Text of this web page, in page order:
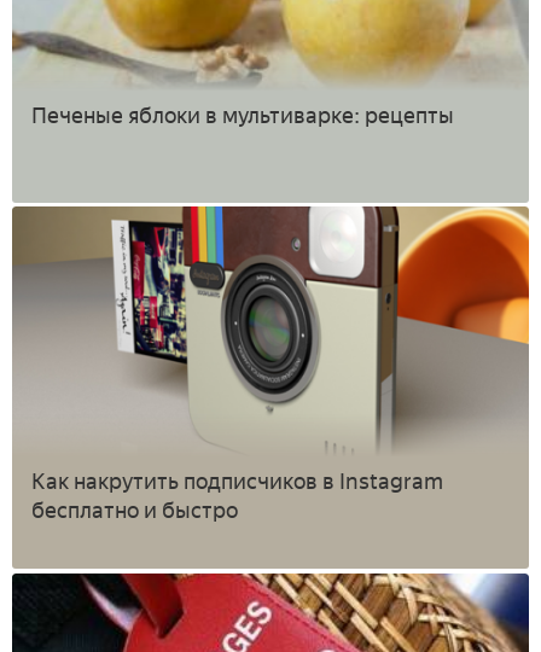
Печеные яблоки в мультиварке: рецепты
Как накрутить подписчиков в Instagram
бесплатно и быстро